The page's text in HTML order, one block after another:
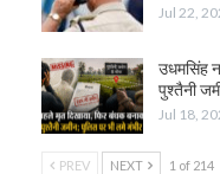
Jul 22,
उधमसिंह
पुश्तैनी
Jul 18,
PREV NEXT 1 of 214